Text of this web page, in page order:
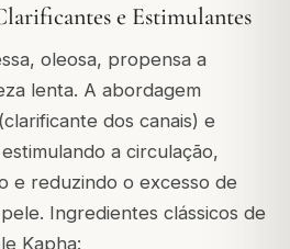
e Estimulantes
oleosa, propensa a
lenta. A abordagem
dos canais) e
a circulação,
e reduzindo o excesso de
Ingredientes clássicos de
Kapha: